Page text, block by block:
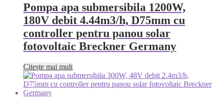
Pompa apa submersibila 1200W,
180V debit 4.44m3/h, D75mm cu
controller pentru panou solar
fotovoltaic Breckner Germany
Citește mai mult